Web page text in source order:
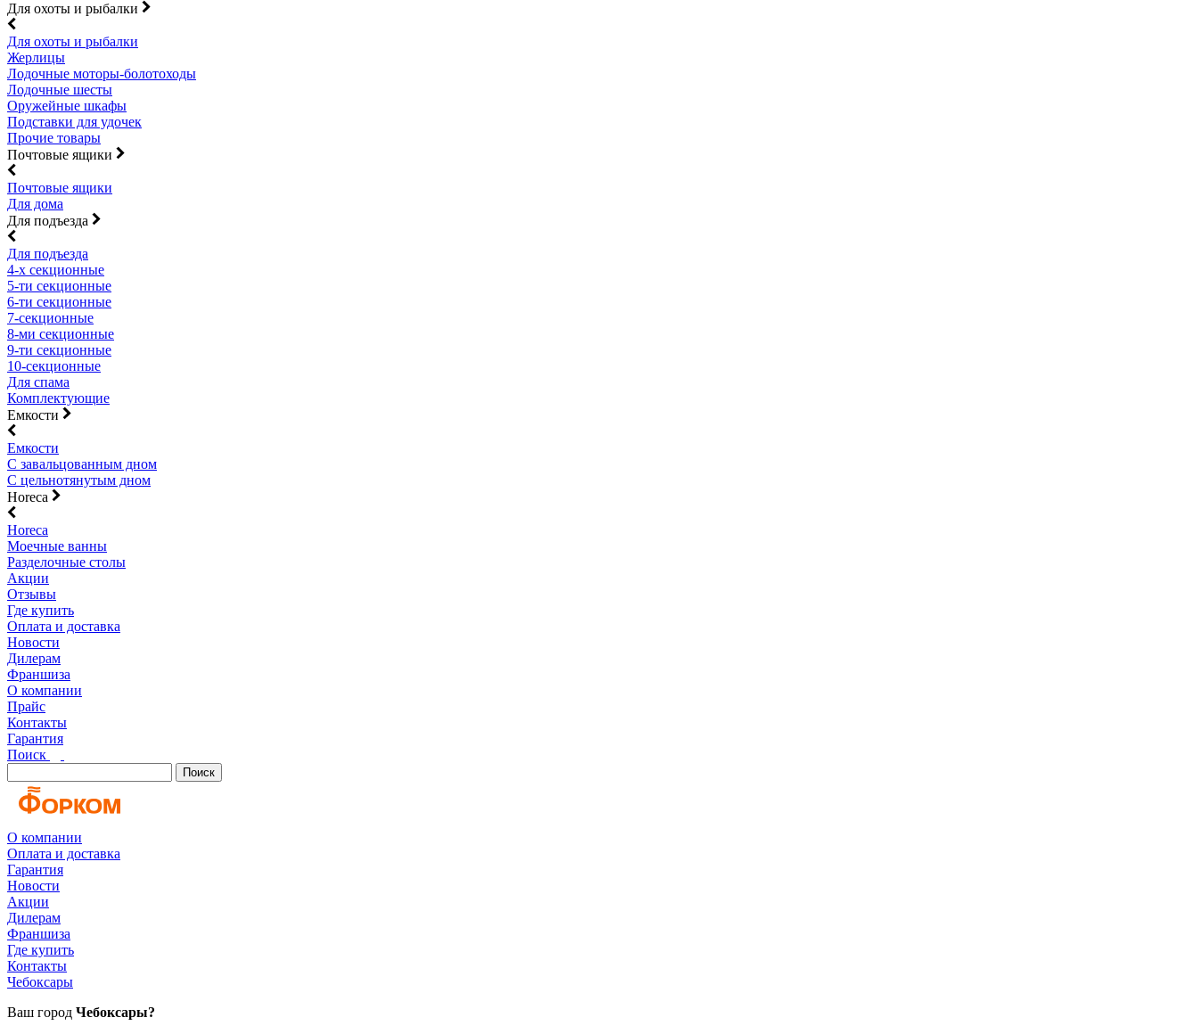
Для охоты и рыбалки
Для охоты и рыбалки
Жерлицы
Лодочные моторы-болотоходы
Лодочные шесты
Оружейные шкафы
Подставки для удочек
Прочие товары
Почтовые ящики
Почтовые ящики
Для дома
Для подъезда
Для подъезда
4-х секционные
5-ти секционные
6-ти секционные
7-секционные
8-ми секционные
9-ти секционные
10-секционные
Для спама
Комплектующие
Емкости
Емкости
С завальцованным дном
С цельнотянутым дном
Horeca
Horeca
Моечные ванны
Разделочные столы
Акции
Отзывы
Где купить
Оплата и доставка
Новости
Дилерам
Франшиза
О компании
Прайс
Контакты
Гарантия
Поиск
Поиск
О компании
Оплата и доставка
Гарантия
Новости
Акции
Дилерам
Франшиза
Где купить
Контакты
Чебоксары
Ваш город Чебоксары?